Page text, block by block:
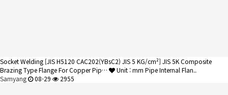
Socket Welding [JIS H5120 CAC202(YBsC2) JIS 5 KG/cm²] JIS 5K Composite
Brazing Type Flange For Copper Pip…
Unit : mm Pipe Internal Flan..
Samyang
08-29 2955